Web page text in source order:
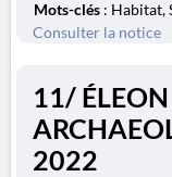
Mots-clés : Habitat,
Consulter la notice
11/
2022